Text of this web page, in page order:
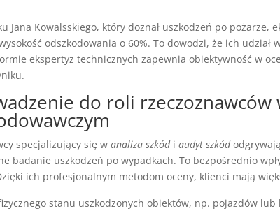
Jana Kowalsskiego, który doznał uszkodzeń po pożarze,
odszkodowania o 60%. To dowodzi, że ich
ekspertyz technicznych zapewnia obiektywność w
do roli rzeczoznawców
specjalizujący się wanaliza szkódiaudyt szkód
badanie uszkodzeń po wypadkach. To bezpośrednio
ich profesjonalnym metodom oceny, klienci mają
stanu uszkodzonych obiektów, np. pojazdów lub